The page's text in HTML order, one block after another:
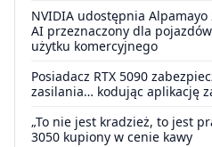
NVIDIA udostępnia
AI przeznaczony dla
użytku komercyjnego
Posiadacz RTX 5090
zasilania… kodując aplikację
„To nie jest kradzież, to jest
3050 kupiony w cenie kawy